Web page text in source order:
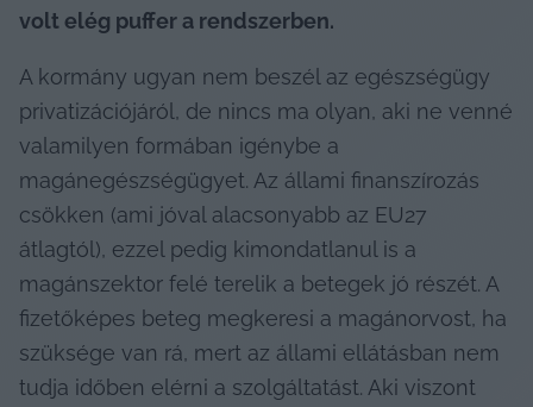
volt elég puffer a rendszerben.
A kormány ugyan nem beszél az egészségügy
privatizációjáról, de nincs ma olyan, aki ne venné
valamilyen formában igénybe a
magánegészségügyet. Az állami finanszírozás
csökken (ami jóval alacsonyabb az EU27
átlagtól), ezzel pedig kimondatlanul is a
magánszektor felé terelik a betegek jó részét. A
fizetőképes beteg megkeresi a magánorvost, ha
szüksége van rá, mert az állami ellátásban nem
tudja időben elérni a szolgáltatást. Aki viszont